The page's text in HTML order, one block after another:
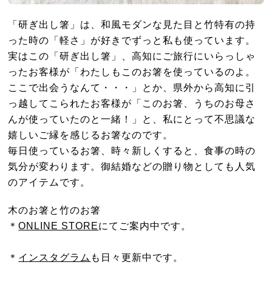
「研ぎ出し箸」は、和風モダンな見た目と竹特有の持
った時の「軽さ」が好きでずっと私も使っています。
実はこの「研ぎ出し箸」、高知にご旅行にいらっしゃ
ったお客様が「わたしもこのお箸を使っているのよ。
ここで出会うなんて・・・」とか、県外から高知に引
っ越してこられたお客様が「このお箸、うちのお母さ
んが使っていたのと一緒！」と、私にとって不思議な
嬉しいご縁を感じるお箸なのです。
毎日使っているお箸、時々新しくすると、食事の時の
気分が変わります。御結婚などの贈り物としても人気
のアイテムです。
木のお箸と竹のお箸
＊ONLINE STOREにてご案内中です。
＊ インスタグラム も日々更新中です。